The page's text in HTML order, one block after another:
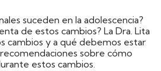
suceden en la adolescencia?
de estos cambios? La Dra. Lita
cambios y a qué debemos estar
sobre cómo
estos cambios.